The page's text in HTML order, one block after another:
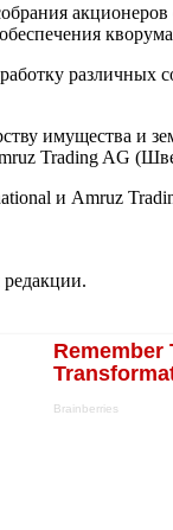
различных
имущества и
Trading AG
и Amruz